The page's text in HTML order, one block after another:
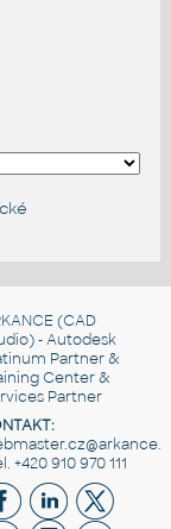
(CAD
- Autodesk
Partner &
Center &
Partner
+420 910 970 111